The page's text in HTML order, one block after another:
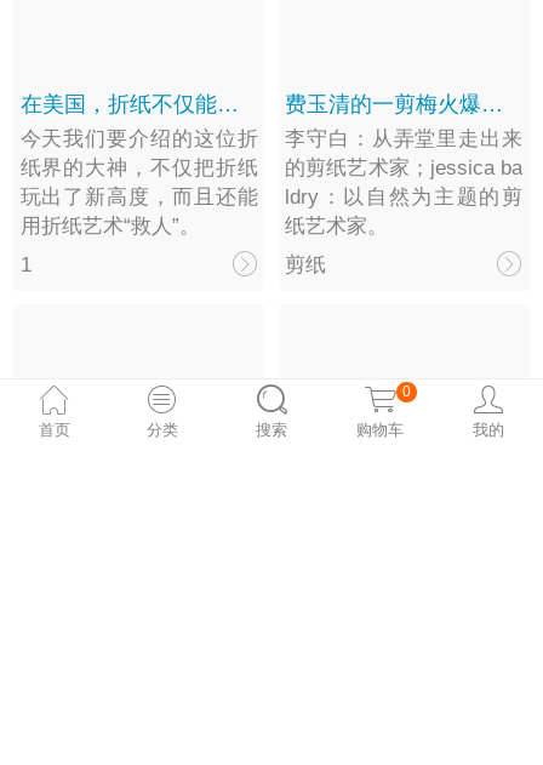
首页 分类 搜索
0
购物车 我的
在美国，折纸不仅能拿文凭当教授，还能救人？
今天我们要介绍的这位折
纸界的大神，不仅把折纸
玩出了新高度，而且还能
用折纸艺术“救人”。
1
费玉清的一剪梅火爆海外，剪纸界也有匠心细制的“一剪梅”
李守白：从弄堂里走出来
的剪纸艺术家；jessica ba
ldry：以自然为主题的剪
纸艺术家。
剪纸